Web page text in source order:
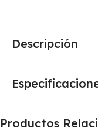
Descripción
Productos